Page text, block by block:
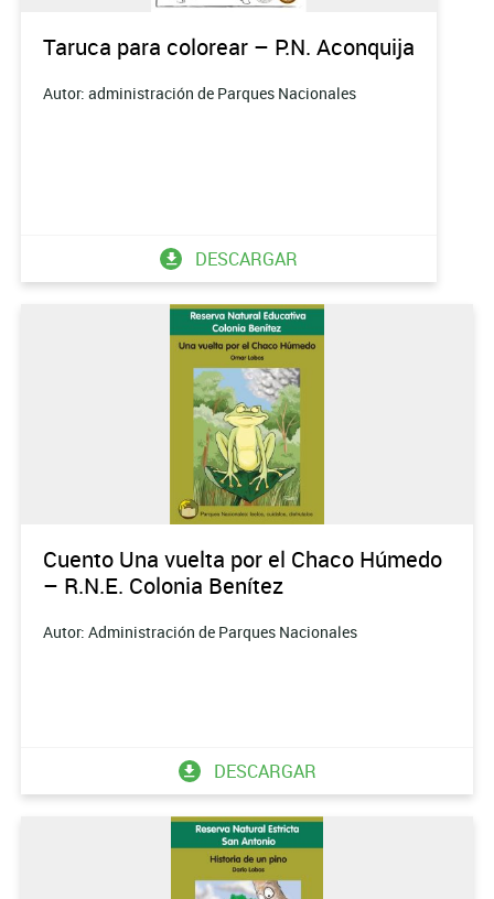
Taruca para colorear – P.N. Aconquija
Autor: administración de Parques Nacionales
DESCARGAR
Cuento Una vuelta por el Chaco Húmedo
– R.N.E. Colonia Benítez
Autor: Administración de Parques Nacionales
DESCARGAR